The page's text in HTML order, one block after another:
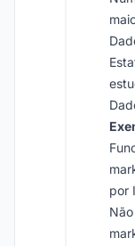
por